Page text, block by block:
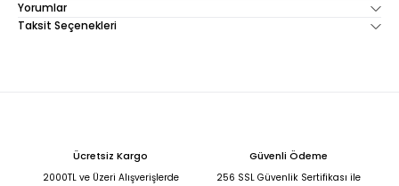
Yorumlar
Taksit Seçenekleri
Ücretsiz Kargo
2000TL ve Üzeri Alışverişlerde
Güvenli Ödeme
256 SSL Güvenlik Sertifikası ile